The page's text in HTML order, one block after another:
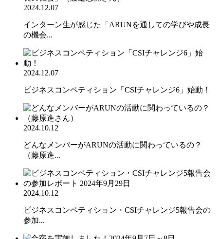
2024.12.07
インターン生が感じた「ARUNを通しての学びや成長
の機会...
2024.12.07
ビジネスコンペティション「CSIチャレンジ6」始動！
2024.10.12
どんなメンバーがARUNの活動に関わっているの？
（藤原進...
2024.10.12
ビジネスコンペティション・CSIチャレンジ5報告会の
参加...